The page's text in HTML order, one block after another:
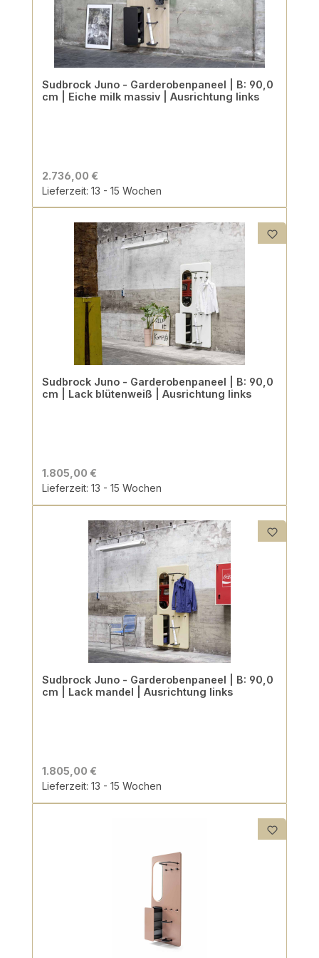
Sudbrock Juno - Garderobenpaneel | B: 90,0
cm | Eiche milk massiv | Ausrichtung links
2.736,00 €
Lieferzeit: 13 - 15 Wochen
Sudbrock Juno - Garderobenpaneel | B: 90,0
cm | Lack blütenweiß | Ausrichtung links
1.805,00 €
Lieferzeit: 13 - 15 Wochen
Sudbrock Juno - Garderobenpaneel | B: 90,0
cm | Lack mandel | Ausrichtung links
1.805,00 €
Lieferzeit: 13 - 15 Wochen